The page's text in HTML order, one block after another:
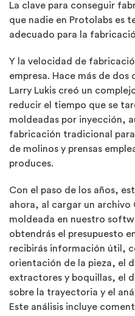
La clave para conseguir
que nadie en Protolabs es
adecuado para la
Y la velocidad de
empresa. Hace más de
Larry Lukis creó un
reducir el tiempo que se
moldeadas por inyección,
fabricación tradicional
de molinos y prensas
produces.
Con el paso de los años,
ahora, al cargar un archivo
moldeada en nuestro
obtendrás el presupuesto
recibirás información útil,
orientación de la pieza, el
extractores y boquillas, el
sobre la trayectoria y el
Este análisis incluye